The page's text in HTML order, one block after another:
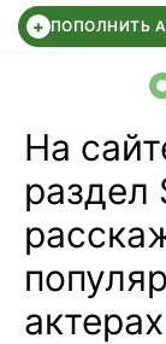
+ ПОПОЛНИТЬ
СБЕР
На
раздел